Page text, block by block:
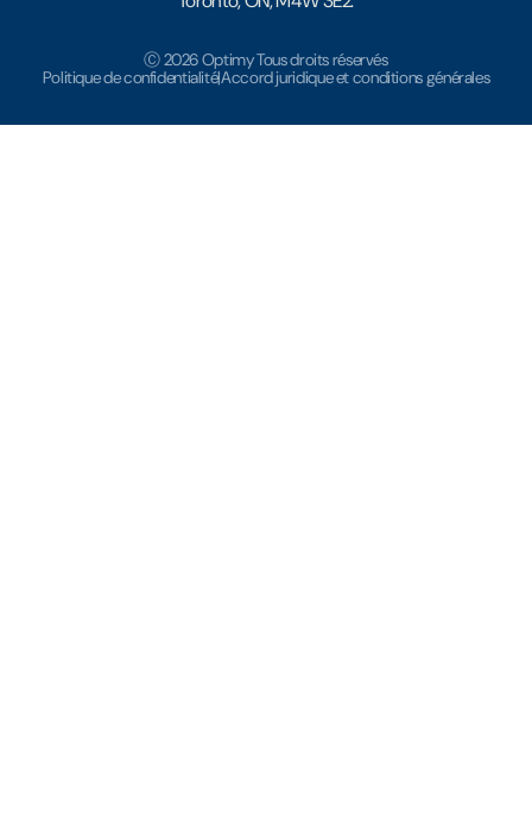
Ⓒ 2026 Optimy Tous droits réservés
Politique de confidentialité|Accord juridique et conditions générales